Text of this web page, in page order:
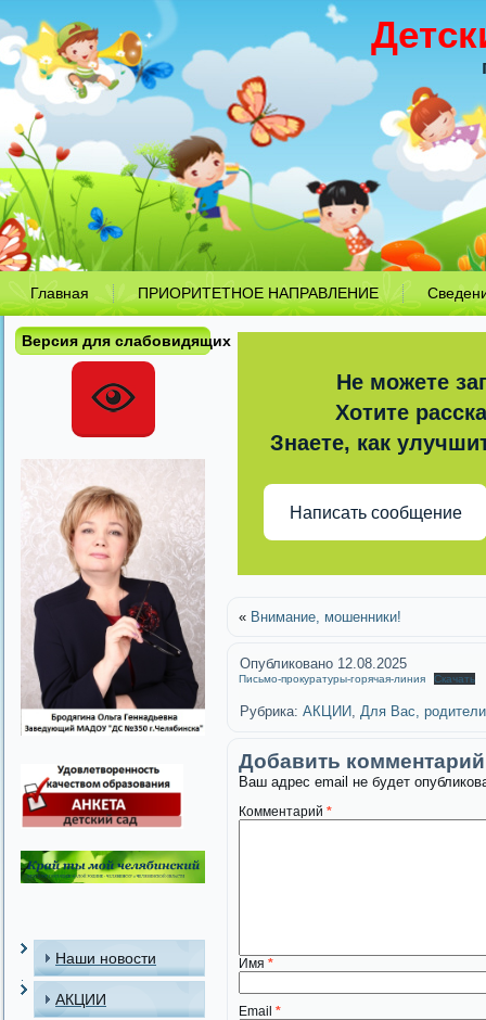
Главная ПРИОРИТЕТНОЕ НАПРАВЛЕНИЕ
Версия для слабовидящих
Наши новости
АКЦИИ
Не можете
Хотите
Знаете, как
Написать сообщение
« Внимание, мошенники!
Опубликовано 12.08.2025
Письмо-прокуратуры-горячая-линия Скачать
Рубрика: АКЦИИ Для Вас,
Добавить комментарий
Ваш адрес email не будет
Комментарий *
Имя *
Email *